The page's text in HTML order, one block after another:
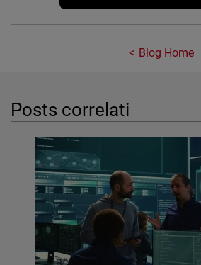
Blog Home
Posts correlati